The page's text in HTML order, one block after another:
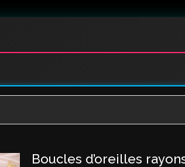
Boucles d’oreilles